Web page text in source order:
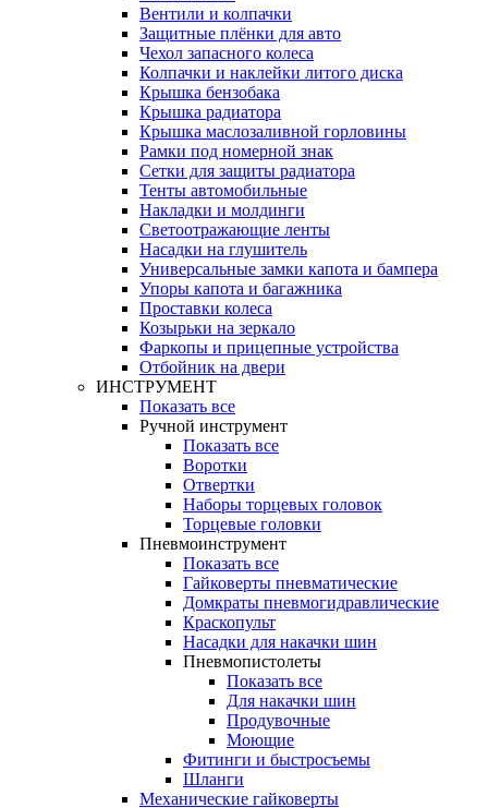
Вентили и колпачки
Защитные плёнки для авто
Чехол запасного колеса
Колпачки и наклейки литого диска
Крышка бензобака
Крышка радиатора
Крышка маслозаливной горловины
Рамки под номерной знак
Сетки для защиты радиатора
Тенты автомобильные
Накладки и молдинги
Светоотражающие ленты
Насадки на глушитель
Универсальные замки капота и бампера
Упоры капота и багажника
Проставки колеса
Козырьки на зеркало
Фаркопы и прицепные устройства
Отбойник на двери
ИНСТРУМЕНТ
Показать все
Ручной инструмент
Показать все
Воротки
Отвертки
Наборы торцевых головок
Торцевые головки
Пневмоинструмент
Показать все
Гайковерты пневматические
Домкраты пневмогидравлические
Краскопульт
Насадки для накачки шин
Пневмопистолеты
Показать все
Для накачки шин
Продувочные
Моющие
Фитинги и быстросъемы
Шланги
Механические гайковерты